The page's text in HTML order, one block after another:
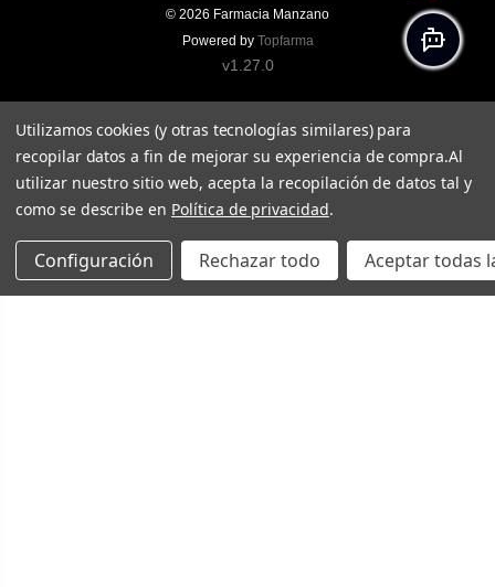
© 2026 Farmacia Manzano
Powered by Topfarma
v1.27.0
Utilizamos cookies (y otras tecnologías similares) para
recopilar datos a fin de mejorar su experiencia de compra.Al
utilizar nuestro sitio web, acepta la recopilación de datos tal y
como se describe en Política de privacidad.
Configuración Rechazar todo Aceptar todas